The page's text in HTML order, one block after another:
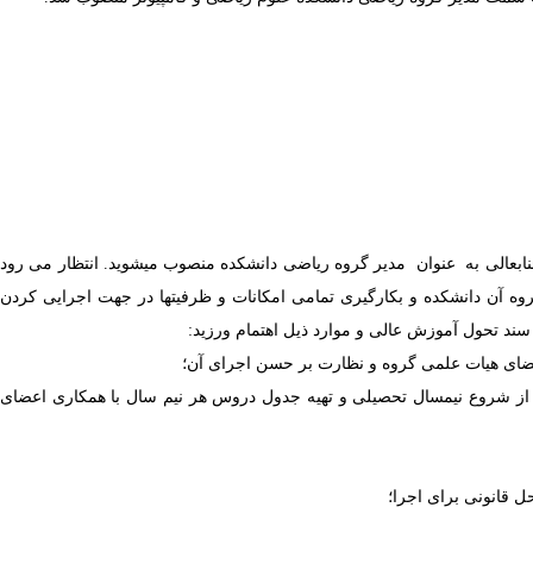
کامپیوتر و پیشنهاد معاون محترم آموزشی دانشگاه، به موجب این حکم از تاریخ ۸/۷/۱۴۰۳ به مدت دو سال جنابعالی به عنوان مدیر گروه ریاضی دانشکده منصوب می­شوید. انتظار می رود
آن دانشکده و بکارگیری تمامی امکانات و ظرفیت­ها در جهت اجرایی کردن
شروع نیمسال تحصیلی و تهیه جدول دروس هر نیم سال با همکاری اعضای